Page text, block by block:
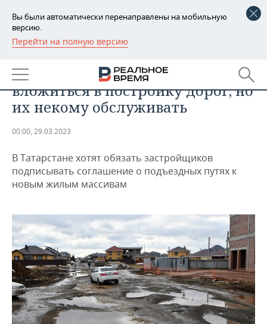
Вы были автоматически перенаправлены на мобильную
версию.
Перейти на полную версию
РЕГИОНЫ
БАШКОРТОСТАН
ТАТАРСТАН
НОВОСТИ
АНАЛИТИКА
ДЕКЛАРАЦИИ О ДОХОДАХ
КОРОЛИ ГОСЗАКАЗА ПФО
КОМУ ПРИНАДЛЕЖАТ
ТОРГОВЫЕ ЦЕНТРЫ
ТАТАРСТАНА
НОВОСТИ ЭКОНОМИКИ
ФИНАНСЫ
БЮДЖЕТ
ИНВЕСТИЦИИ
ПРОМЫШЛЕННОСТЬ
НОВОСТИ
ПРОМЫШЛЕННОСТИ
АГРОПРОМ
МАШИНОСТРОЕНИЕ
НЕФТЕХИМИЯ
НЕФТЬ
НЕДВИЖИМОСТЬ
НОВОСТИ АВТО
БИЗНЕС
НОВОСТИ БИЗНЕСА
РОЗНИЧНАЯ ТОРГОВЛЯ
ТРАНСПОРТ
ТЕХНОЛОГИИ
НОВОСТИ ТЕХНОЛОГИЙ
IT
МЕРОПРИЯТИЯ
НОВОСТИ МЕРОПРИЯТИЙ
СПОРТ
Жители Куюков готовы
вложиться в постройку дорог, но
их некому обслуживать
00:00, 29.03.2023
В Татарстане хотят обязать застройщиков
подписывать соглашение о подъездных путях к
новым жилым массивам